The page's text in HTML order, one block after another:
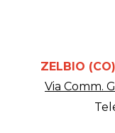
ZELBIO
Via Comm.